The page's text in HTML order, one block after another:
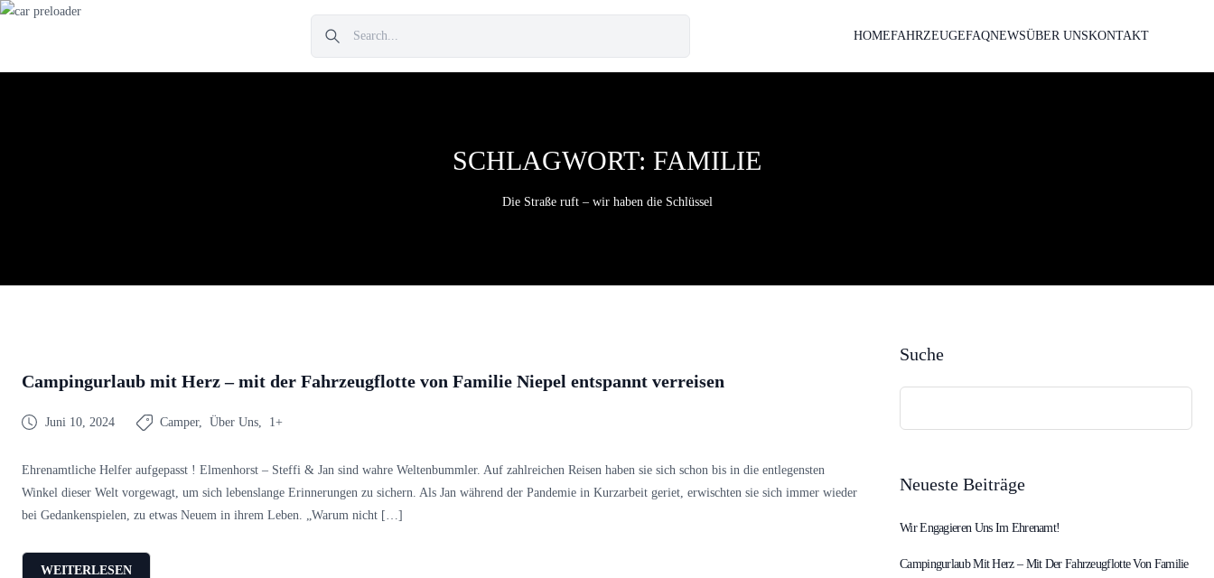
HOMEFAHRZEUGEFAQNEWSÜBER UNSKONTAKT
SCHLAGWORT: FAMILIE
Die Straße ruft – wir haben die Schlüssel
Campingurlaub mit Herz – mit der Fahrzeugflotte von Familie Niepel entspannt verreisen
Juni 10, 2024 Camper Über Uns 1+
Ehrenamtliche Helfer aufgepasst ! Elmenhorst – Steffi & Jan sind wahre Weltenbummler. Auf zahlreichen Reisen haben sie sich schon bis in die entlegensten
Winkel dieser Welt vorgewagt, um sich lebenslange Erinnerungen zu sichern. Als Jan während der Pandemie in Kurzarbeit geriet, erwischten sie sich immer wieder
bei Gedankenspielen, zu etwas Neuem in ihrem Leben. „Warum nicht […]
WEITERLESEN
Suche
Neueste Beiträge
Wir Engagieren Uns Im Ehrenamt!
Campingurlaub Mit Herz – Mit Der Fahrzeugflotte Von Familie